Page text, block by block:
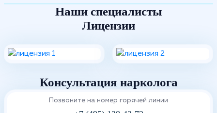
Наши специалисты
Лицензии
Консультация нарколога
Позвоните на номер горячей линии